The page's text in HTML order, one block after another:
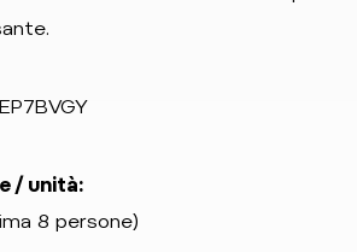
/ unità:
8 persone)